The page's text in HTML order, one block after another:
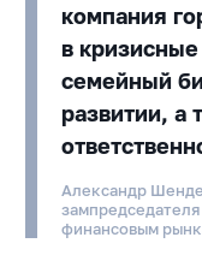
компания
в
семейный
развитии, а
Александр
финансовым